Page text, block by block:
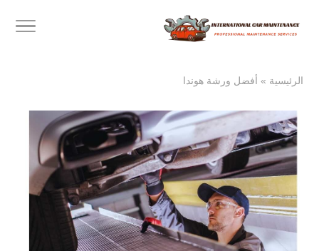
الرئيسية » أفضل ورشة هوندا